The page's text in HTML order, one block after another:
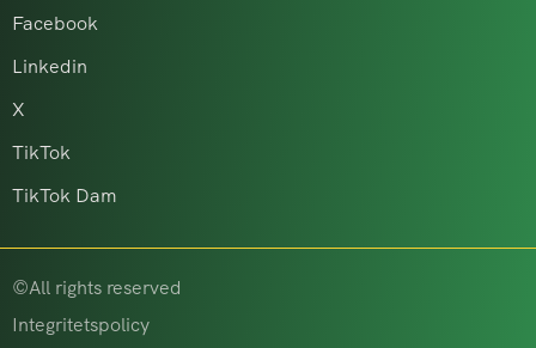
Facebook
Linkedin
X
TikTok
TikTok Dam
©All rights reserved
Integritetspolicy